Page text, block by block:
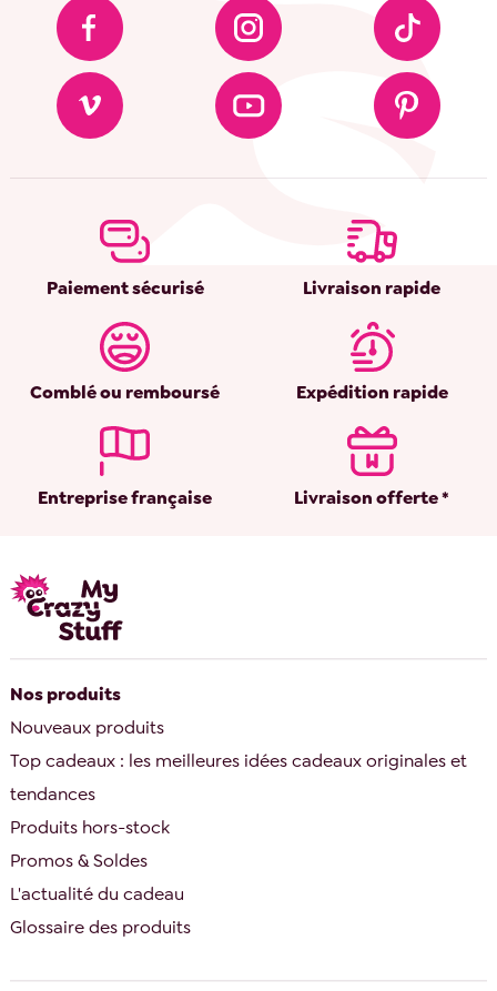
Paiement sécurisé Livraison rapide
Comblé ou remboursé Expédition rapide
Entreprise française Livraison offerte *
Nos produits
Nouveaux produits
Top cadeaux : les meilleures idées cadeaux originales et
tendances
Produits hors-stock
Promos & Soldes
L'actualité du cadeau
Glossaire des produits